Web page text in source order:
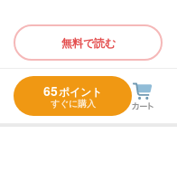
無料で読む
65ポイント
すぐに購入